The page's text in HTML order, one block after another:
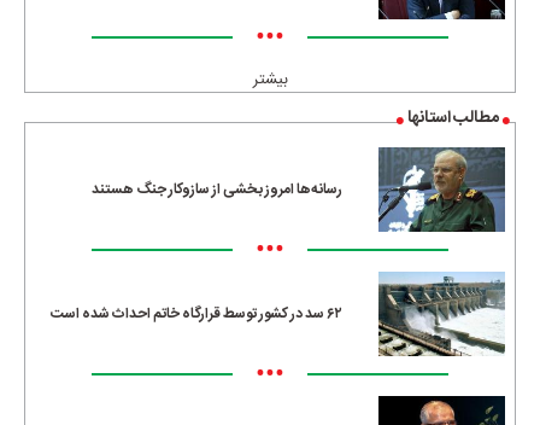
•••
بیشتر
مطالب استانها
رسانه‌ها امروز بخشی از سازوکار جنگ هستند
•••
۶۲ سد در کشور توسط قرارگاه خاتم احداث شده است
•••